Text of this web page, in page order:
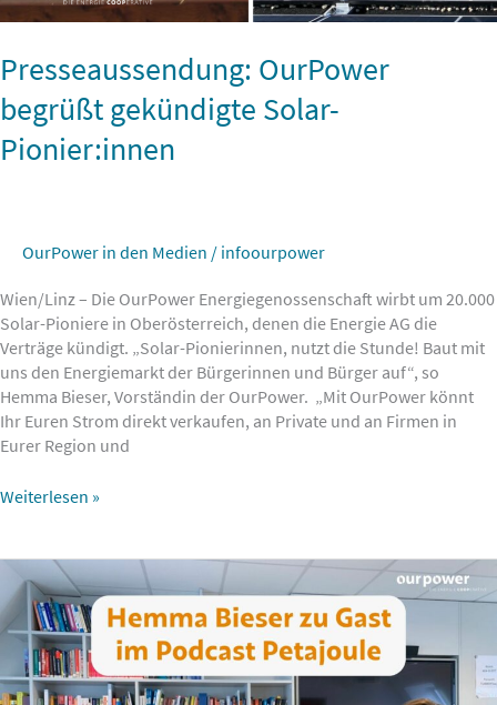
Presseaussendung: OurPower
begrüßt gekündigte Solar-
Pionier:innen
OurPower in den Medien / infoourpower
Wien/Linz – Die OurPower Energiegenossenschaft wirbt um 20.000
Solar-Pioniere in Oberösterreich, denen die Energie AG die
Verträge kündigt. „Solar-Pionierinnen, nutzt die Stunde! Baut mit
uns den Energiemarkt der Bürgerinnen und Bürger auf“, so
Hemma Bieser, Vorständin der OurPower. „Mit OurPower könnt
Ihr Euren Strom direkt verkaufen, an Private und an Firmen in
Eurer Region und
Weiterlesen »
Energiebranche
wird
bunter
und
diverser